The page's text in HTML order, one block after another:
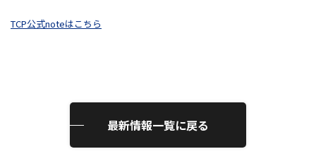
TCP公式noteはこちら
最新情報一覧に戻る